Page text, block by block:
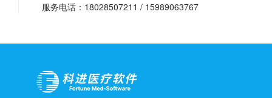
服务电话：18028507211 / 15989063767